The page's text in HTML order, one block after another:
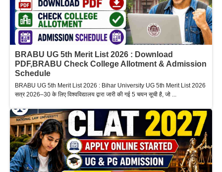
BRABU UG 5th Merit List 2026 : Download
PDF,BRABU Check College Allotment & Admission
Schedule
BRABU UG 5th Merit List 2026 : Bihar University UG 5th Merit List 2026
सत्र 2026–30 के लिए विश्वविद्यालय द्वारा जारी की गई 5 चयन सूची है, जो ...